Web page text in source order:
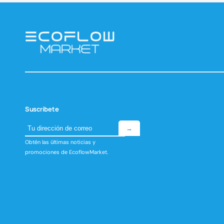
Suscríbete
→
Obtén las últimas noticias y
promociones de EcoflowMarket.